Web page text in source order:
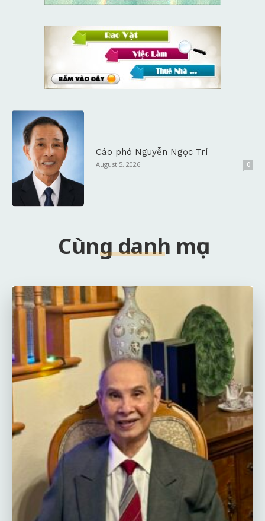
Cáo phó Nguyễn Ngọc Trí
August 5, 2026 0
Cùng danh mục